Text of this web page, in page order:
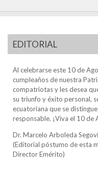
EDITORIAL
Al celebrarse este 10 de
cumpleaños de nuestra
compatriotas y les desea
su triunfo y éxito personal,
ecuatoriana que se
responsable. ¡Viva el 10 de
Dr. Marcelo Arboleda
(Editorial póstumo de esta
Director Emérito)